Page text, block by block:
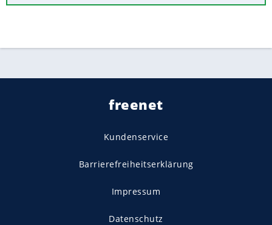
freenet
Kundenservice
Barrierefreiheitserklärung
Impressum
Datenschutz